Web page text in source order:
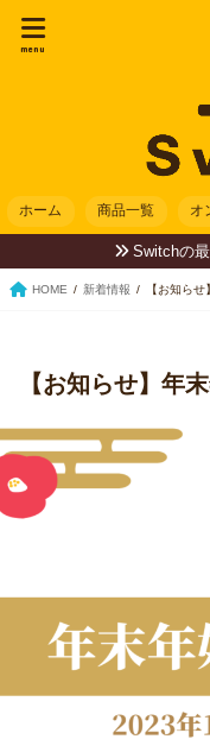
menu
ホーム 商品一覧 オ
Switchの
HOME 新着情報 【お知ら
【お知らせ】年